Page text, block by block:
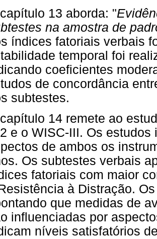
13 aborda: "
na amostra de
índices fatoriais verbais
temporal foi
coeficientes
de concordância
subtestes.
14 remete ao
e o WISC-III. Os
de ambos os
Os subtestes verbais
fatoriais com maior
à Distração.
que medidas de
influenciadas por
níveis satisfatórios